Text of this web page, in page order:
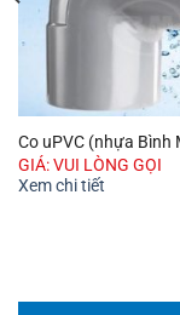
Co uPVC (nhựa Bình
GIÁ: VUI LÒNG GỌI
Xem chi tiết